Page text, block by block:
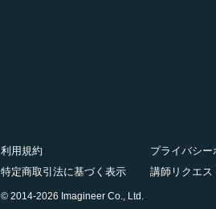
利用規約 プライバシー
特定商取引法に基づく表示
講師リクエス
© 2014-2026 Imagineer Co., Ltd.